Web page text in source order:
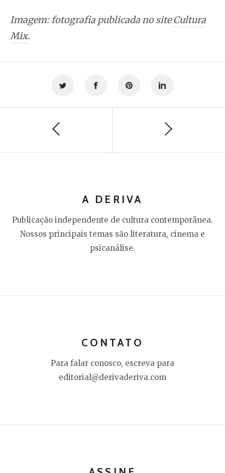
Imagem: fotografia publicada no siteCultura
Mix.
A DERIVA
Publicação independente de cultura contemporânea.
Nossos principais temas são literatura, cinema e
psicanálise.
CONTATO
Para falar conosco, escreva para
editorial@derivaderiva.com